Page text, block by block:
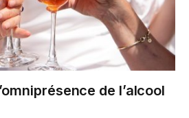
de l’alcool